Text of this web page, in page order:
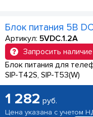
Блок питания 5В
Артикул: 5VDC.1.2A
Запросить наличие
Блок питания для
SIP-T42S, SIP-T53(W)
1 282 руб.
Цена указана с учетом